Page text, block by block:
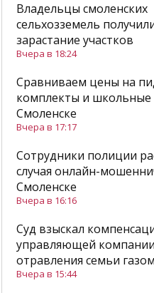
Владельцы смоленских
сельхозземель
зарастание участков
Вчера в 18:24
Сравниваем цены на
комплекты и
Смоленске
Вчера в 17:17
Сотрудники полиции
случая онлайн-
Смоленске
Вчера в 16:16
Суд взыскал
управляющей
отравления семьи газом
Вчера в 15:44